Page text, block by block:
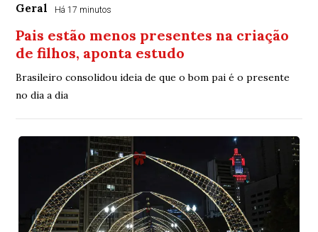
Geral Há 17 minutos
Pais estão menos presentes na criação
de filhos, aponta estudo
Brasileiro consolidou ideia de que o bom pai é o presente
no dia a dia